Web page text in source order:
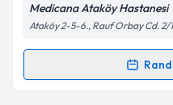
Kişisel verilerimin
Medicana Ataköy Hastanesi
Ataköy 2-5-6., Rauf Orbay Cd. 2/
Randevu Takvimi